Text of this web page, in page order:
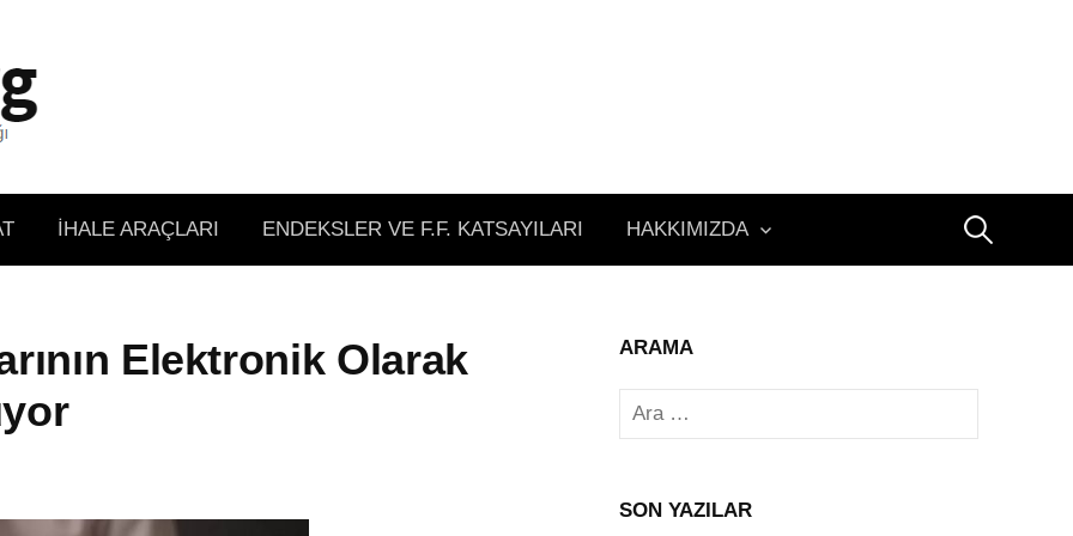
İHALE ARAÇLARI ENDEKSLER VE F.F. KATSAYILARI HAKKIMIZDA Arama:
Elektronik Olarak
ARAMA
Arama:
SON YAZILAR